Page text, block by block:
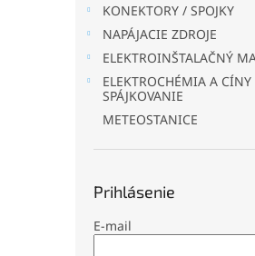
KONEKTORY / SPOJKY
NAPÁJACIE ZDROJE
ELEKTROINŠTALAČNÝ
ELEKTROCHÉMIA A CÍNY
SPÁJKOVANIE
METEOSTANICE
Prihlásenie
E-mail